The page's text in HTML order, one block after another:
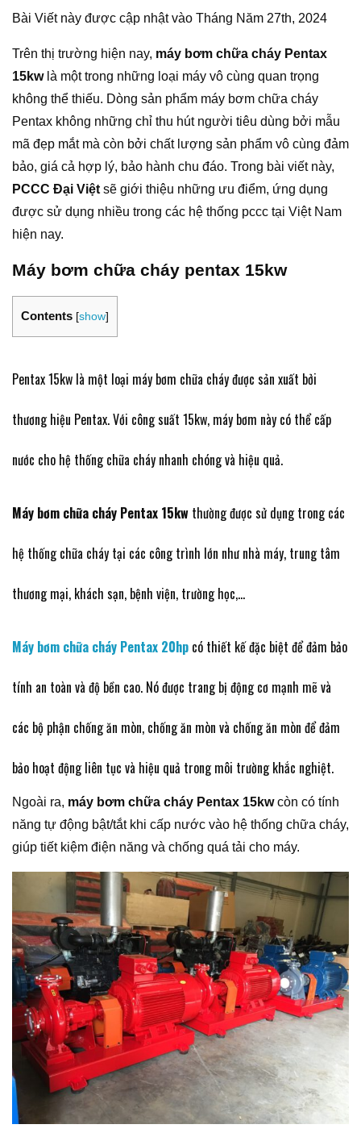
Bài Viết này được cập nhật vào Tháng Năm 27th, 2024
Trên thị trường hiện nay, máy bơm chữa cháy Pentax
15kwlà một trong những loại máy vô cùng quan trọng
không thể thiếu. Dòng sản phẩm máy bơm chữa cháy
Pentax không những chỉ thu hút người tiêu dùng bởi mẫu
mã đẹp mắt mà còn bởi chất lượng sản phẩm vô cùng đảm
bảo, giá cả hợp lý, bảo hành chu đáo. Trong bài viết này,
PCCC Đại Việt sẽ giới thiệu những ưu điểm, ứng dụng
được sử dụng nhiều trong các hệ thống pccc tại Việt Nam
hiện nay.
Máy bơm chữa cháy pentax 15kw
Contents [show]
Pentax 15kw là một loại máy bơm chữa cháy được sản xuất bởi
thương hiệu Pentax. Với công suất 15kw, máy bơm này có thể cấp
nước cho hệ thống chữa cháy nhanh chóng và hiệu quả.
Máy bơm chữa cháy Pentax 15kw thường được sử dụng trong các
hệ thống chữa cháy tại các công trình lớn như nhà máy, trung tâm
thương mại, khách sạn, bệnh viện, trường học,…
Máy bơm chữa cháy Pentax 20hp có thiết kế đặc biệt để đảm bảo
tính an toàn và độ bền cao. Nó được trang bị động cơ mạnh mẽ và
các bộ phận chống ăn mòn, chống ăn mòn và chống ăn mòn để đảm
bảo hoạt động liên tục và hiệu quả trong môi trường khắc nghiệt.
Ngoài ra, máy bơm chữa cháy Pentax 15kwcòn có tính
năng tự động bật/tắt khi cấp nước vào hệ thống chữa cháy,
giúp tiết kiệm điện năng và chống quá tải cho máy.